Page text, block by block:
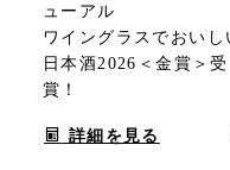
ューアル
ワイングラスでおいし
日本酒2026＜金賞＞受
賞！
詳細を見る